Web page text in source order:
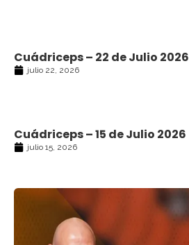
Cuádriceps – 22 de Julio 2026
julio 22, 2026
Cuádriceps – 15 de Julio 2026
julio 15, 2026